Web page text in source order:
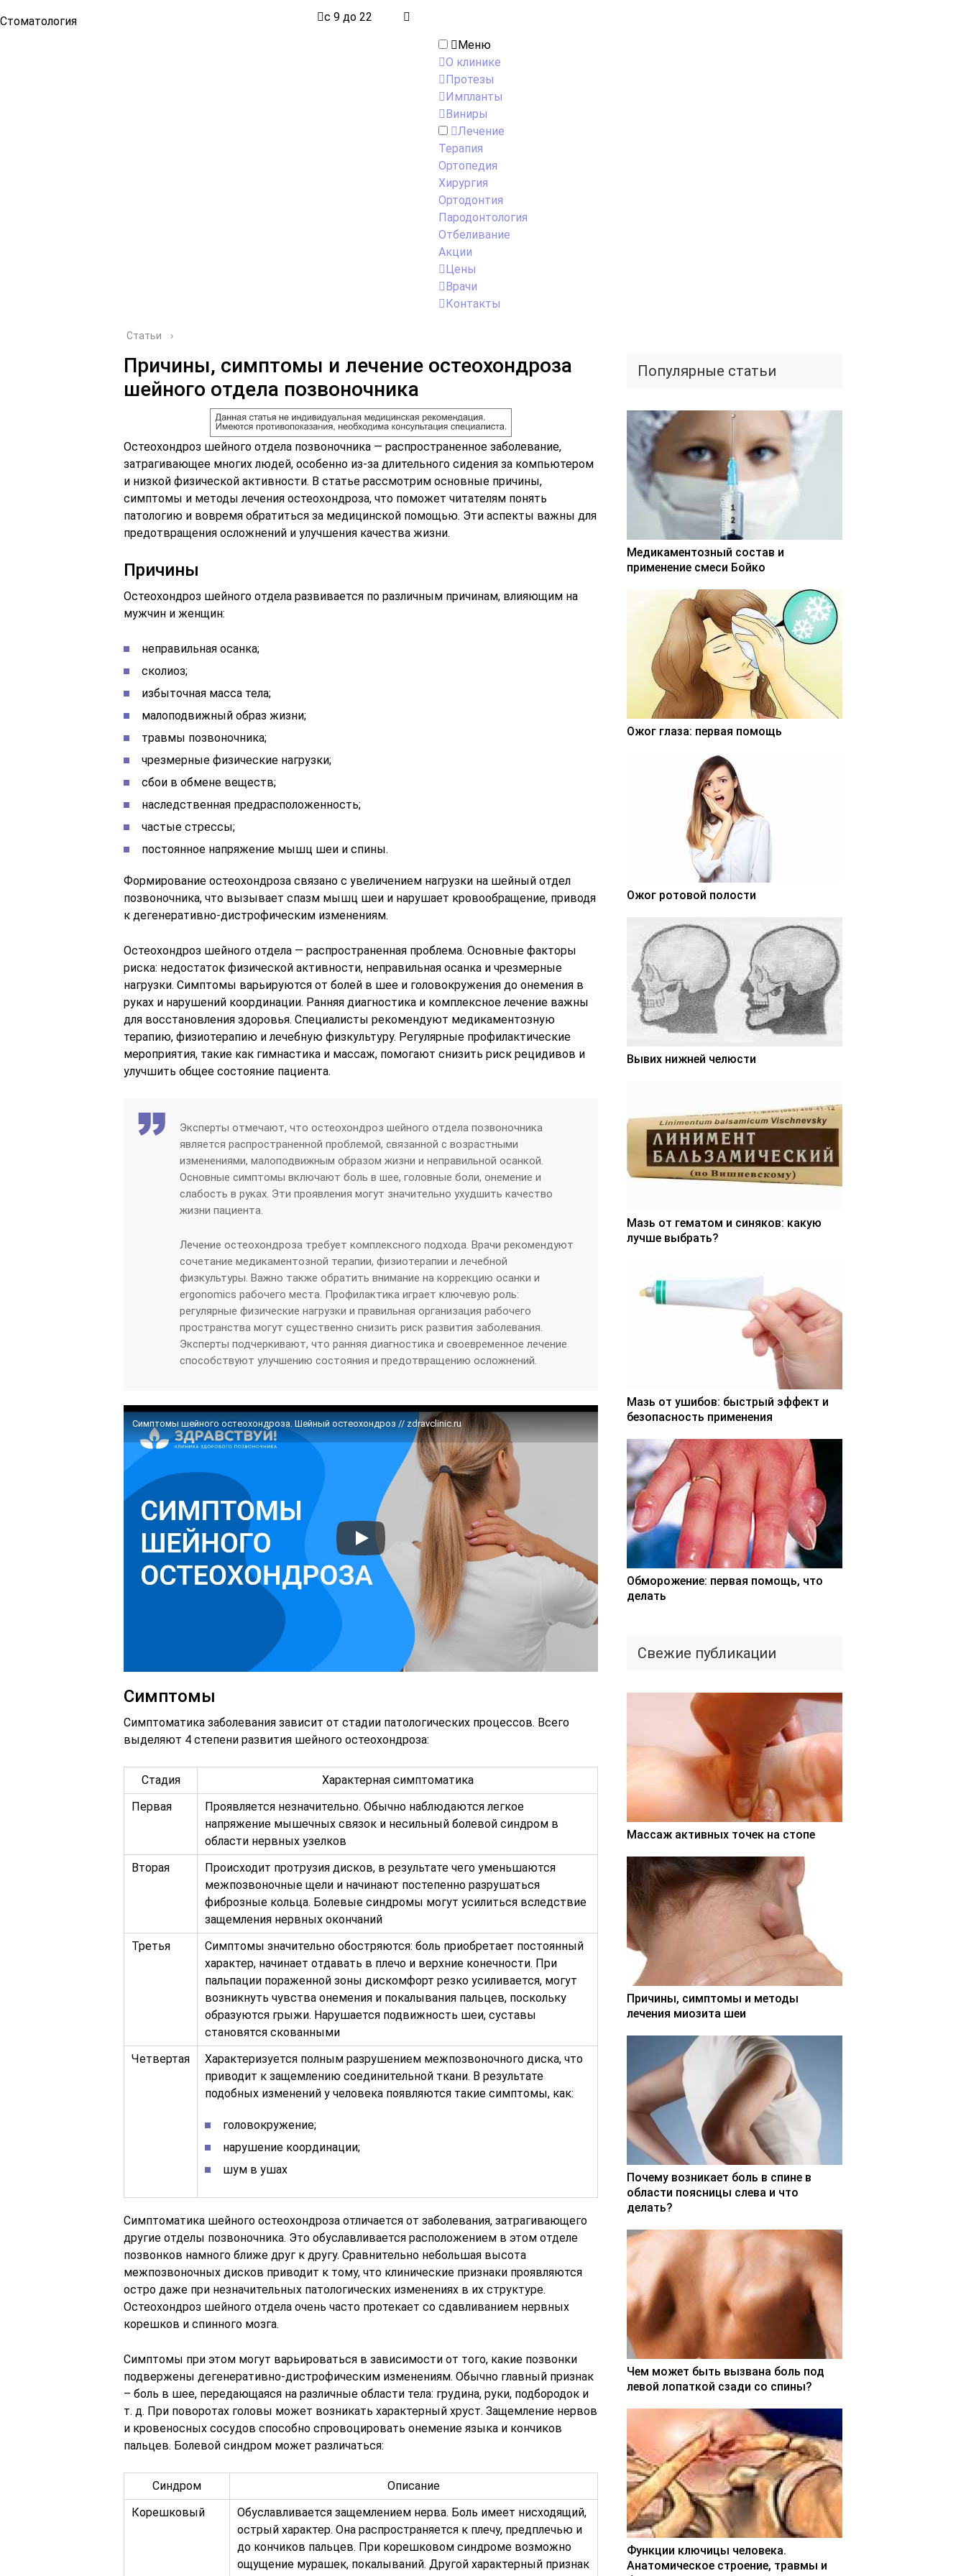
Стоматология с 9 до 22
Меню
О клинике
Протезы
Импланты
Виниры
Лечение
Терапия
Ортопедия
Хирургия
Ортодонтия
Пародонтология
Отбеливание
Акции
Цены
Врачи
Контакты
Статьи ›
Причины, симптомы и лечение остеохондроза
шейного отдела позвоночника
Остеохондроз шейного отдела позвоночника — распространенное заболевание,
затрагивающее многих людей, особенно из-за длительного сидения за компьютером
и низкой физической активности. В статье рассмотрим основные причины,
симптомы и методы лечения остеохондроза, что поможет читателям понять
патологию и вовремя обратиться за медицинской помощью. Эти аспекты важны для
предотвращения осложнений и улучшения качества жизни.
Причины
Остеохондроз шейного отдела развивается по различным причинам, влияющим на
мужчин и женщин:
неправильная осанка;
сколиоз;
избыточная масса тела;
малоподвижный образ жизни;
травмы позвоночника;
чрезмерные физические нагрузки;
сбои в обмене веществ;
наследственная предрасположенность;
частые стрессы;
постоянное напряжение мышц шеи и спины.
Формирование остеохондроза связано с увеличением нагрузки на шейный отдел
позвоночника, что вызывает спазм мышц шеи и нарушает кровообращение, приводя
к дегенеративно-дистрофическим изменениям.
Остеохондроз шейного отдела — распространенная проблема. Основные факторы
риска: недостаток физической активности, неправильная осанка и чрезмерные
нагрузки. Симптомы варьируются от болей в шее и головокружения до онемения в
руках и нарушений координации. Ранняя диагностика и комплексное лечение важны
для восстановления здоровья. Специалисты рекомендуют медикаментозную
терапию, физиотерапию и лечебную физкультуру. Регулярные профилактические
мероприятия, такие как гимнастика и массаж, помогают снизить риск рецидивов и
улучшить общее состояние пациента.
Эксперты отмечают, что остеохондроз шейного отдела позвоночника
является распространенной проблемой, связанной с возрастными
изменениями, малоподвижным образом жизни и неправильной осанкой.
Основные симптомы включают боль в шее, головные боли, онемение и
слабость в руках. Эти проявления могут значительно ухудшить качество
жизни пациента.
Лечение остеохондроза требует комплексного подхода. Врачи рекомендуют
сочетание медикаментозной терапии, физиотерапии и лечебной
физкультуры. Важно также обратить внимание на коррекцию осанки и
ergonomics рабочего места. Профилактика играет ключевую роль:
регулярные физические нагрузки и правильная организация рабочего
пространства могут существенно снизить риск развития заболевания.
Эксперты подчеркивают, что ранняя диагностика и своевременное лечение
способствуют улучшению состояния и предотвращению осложнений.
Симптомы шейного остеохондроза. Шейный остеохондроз // zdravclinic.ru
Симптомы
Симптоматика заболевания зависит от стадии патологических процессов. Всего
выделяют 4 степени развития шейного остеохондроза:
Стадия
Характерная симптоматика
Первая
Проявляется незначительно. Обычно наблюдаются легкое
напряжение мышечных связок и несильный болевой синдром в
области нервных узелков
Вторая
Происходит протрузия дисков, в результате чего уменьшаются
межпозвоночные щели и начинают постепенно разрушаться
фиброзные кольца. Болевые синдромы могут усилиться вследствие
защемления нервных окончаний
Третья
Симптомы значительно обостряются: боль приобретает постоянный
характер, начинает отдавать в плечо и верхние конечности. При
пальпации пораженной зоны дискомфорт резко усиливается, могут
возникнуть чувства онемения и покалывания пальцев, поскольку
образуются грыжи. Нарушается подвижность шеи, суставы
становятся скованными
Четвертая
Характеризуется полным разрушением межпозвоночного диска, что
приводит к защемлению соединительной ткани. В результате
подобных изменений у человека появляются такие симптомы, как:
головокружение;
нарушение координации;
шум в ушах
Симптоматика шейного остеохондроза отличается от заболевания, затрагивающего
другие отделы позвоночника. Это обуславливается расположением в этом отделе
позвонков намного ближе друг к другу. Сравнительно небольшая высота
межпозвоночных дисков приводит к тому, что клинические признаки проявляются
остро даже при незначительных патологических изменениях в их структуре.
Остеохондроз шейного отдела очень часто протекает со сдавливанием нервных
корешков и спинного мозга.
Симптомы при этом могут варьироваться в зависимости от того, какие позвонки
подвержены дегенеративно-дистрофическим изменениям. Обычно главный признак
– боль в шее, передающаяся на различные области тела: грудина, руки, подбородок и
т. д. При поворотах головы может возникать характерный хруст. Защемление нервов
и кровеносных сосудов способно спровоцировать онемение языка и кончиков
пальцев. Болевой синдром может различаться:
Синдром
Описание
Корешковый
Обуславливается защемлением нерва. Боль имеет нисходящий,
острый характер. Она распространяется к плечу, предплечью и
до кончиков пальцев. При корешковом синдроме возможно
ощущение мурашек, покалываний. Другой характерный признак
Популярные статьи
Медикаментозный состав и
применение смеси Бойко
Ожог глаза: первая помощь
Ожог ротовой полости
Вывих нижней челюсти
Мазь от гематом и синяков: какую
лучше выбрать?
Мазь от ушибов: быстрый эффект и
безопасность применения
Обморожение: первая помощь, что
делать
Свежие публикации
Массаж активных точек на стопе
Причины, симптомы и методы
лечения миозита шеи
Почему возникает боль в спине в
области поясницы слева и что
делать?
Чем может быть вызвана боль под
левой лопаткой сзади со спины?
Функции ключицы человека.
Анатомическое строение, травмы и